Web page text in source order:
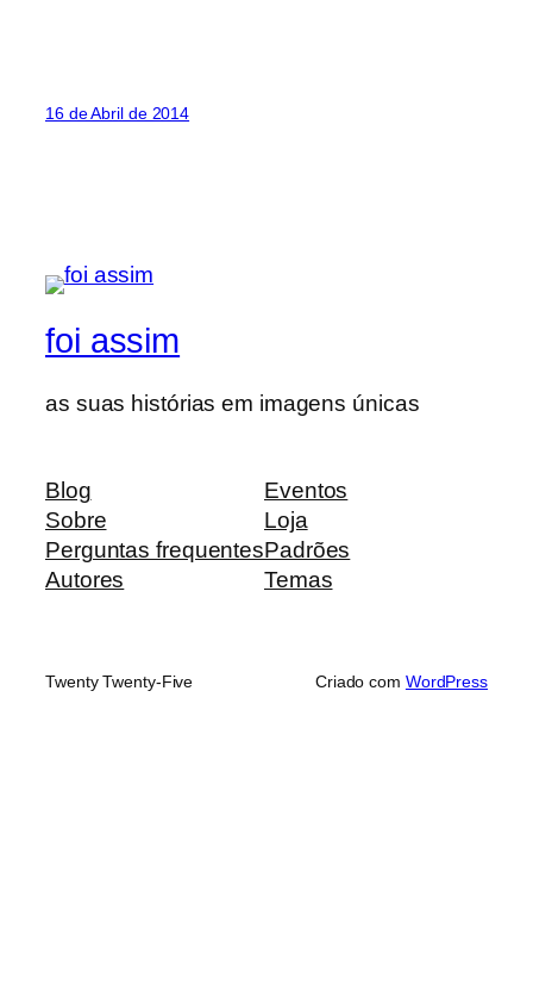
16 de Abril de 2014
foi assim
as suas histórias em imagens únicas
Blog
Sobre
Perguntas frequentes
Autores
Eventos
Loja
Padrões
Temas
Twenty Twenty-Five Criado com WordPress